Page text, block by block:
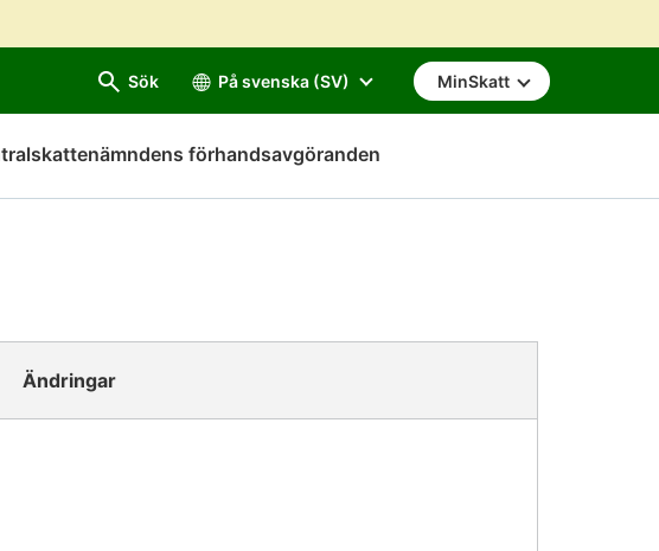
Sök På svenska (SV) MinSkatt
förhandsavgöranden
Ändringar